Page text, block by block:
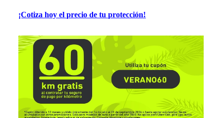
¡Cotiza hoy el precio de tu protección!